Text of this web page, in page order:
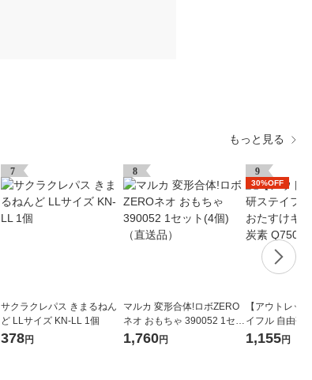
もっと見る
7
サクラクレパス きまるねん
ど LLサイズ KN-LL 1個
378円
8
マルカ 変形合体!ロボZERO
ネオ おもちゃ 390052 1セッ
ト(4個)（直送品）
1,760円
9
30%OFF
【アウトレッ
イフル 自由研
ット 二酸化
1,155円